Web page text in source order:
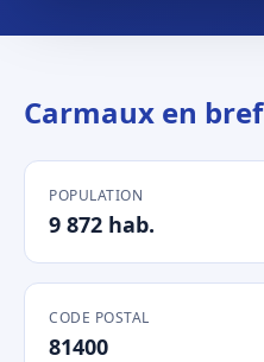
Carmaux en bref
POPULATION
9 872 hab.
CODE POSTAL
81400